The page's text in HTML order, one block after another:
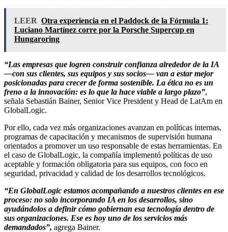
LEER Otra experiencia en el Paddock de la Fórmula 1:
Luciano Martínez corre por la Porsche Supercup en
Hungaroring
“Las empresas que logren construir confianza alrededor de la IA
—con sus clientes, sus equipos y sus socios— van a estar mejor
posicionadas para crecer de forma sostenible. La ética no es un
freno a la innovación: es lo que la hace viable a largo plazo”,
señala Sebastián Bainer, Senior Vice President y Head de LatAm en
GlobalLogic.
Por ello, cada vez más organizaciones avanzan en políticas internas,
programas de capacitación y mecanismos de supervisión humana
orientados a promover un uso responsable de estas herramientas. En
el caso de GlobalLogic, la compañía implementó políticas de uso
aceptable y formación obligatoria para sus equipos, con foco en
seguridad, privacidad y calidad de los desarrollos tecnológicos.
“En GlobalLogic estamos acompañando a nuestros clientes en ese
proceso: no solo incorporando IA en los desarrollos, sino
ayudándolos a definir cómo gobiernan esa tecnología dentro de
sus organizaciones. Ese es hoy uno de los servicios más
demandados”, agrega Bainer.